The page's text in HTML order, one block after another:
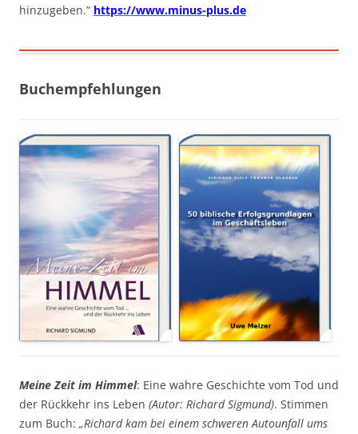
hinzugeben.” https://www.minus-plus.de
Buchempfehlungen
Meine Zeit im Himmel: Eine wahre Geschichte vom Tod und
der Rückkehr ins Leben (Autor: Richard Sigmund). Stimmen
zum Buch: „Richard kam bei einem schweren Autounfall ums